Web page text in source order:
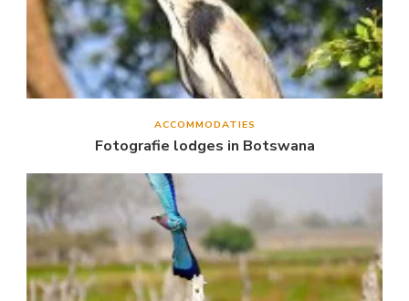
ACCOMMODATIES
Fotografie lodges in Botswana